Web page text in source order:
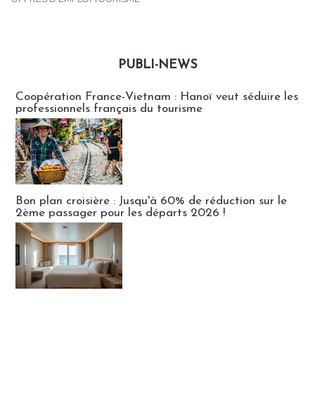
PUBLI-NEWS
Coopération France-Vietnam : Hanoï veut séduire les
professionnels français du tourisme
Bon plan croisière : Jusqu'à 60% de réduction sur le
2ème passager pour les départs 2026 !